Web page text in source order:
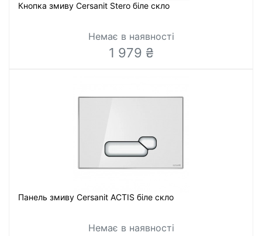
Кнопка змиву Cersanit Stero біле скло
Немає в наявності
1 979 ₴
Панель змиву Cersanit ACTIS біле скло
Немає в наявності